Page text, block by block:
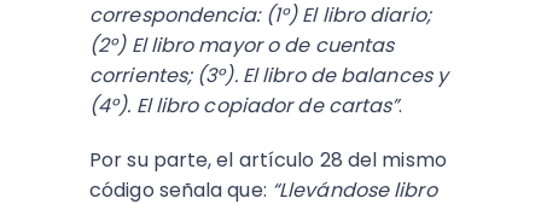
correspondencia: (1°) El libro diario;
(2°) El libro mayor o de cuentas
corrientes; (3°). El libro de balances y
(4°). El libro copiador de cartas”.
Por su parte, el artículo 28 del mismo
código señala que: “Llevándose libro